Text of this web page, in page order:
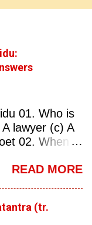
01. Who is
lawyer (c) A
02. When
1877 (d) 27
(d)
READ MORE
(tr.